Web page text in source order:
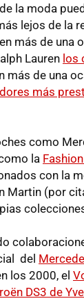
la moda
lejos de la
más de una
Lauren los
más de una
más
como
la
con la
Martin (por
del
los 2000, el
DS3 de